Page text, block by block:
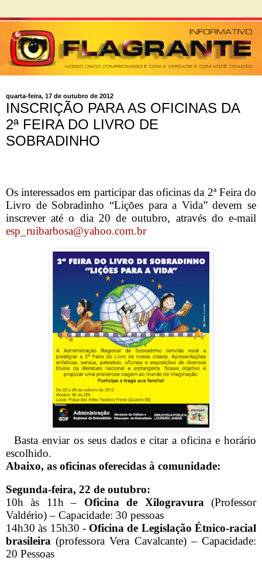
quarta-feira, 17 de outubro de 2012
INSCRIÇÃO PARA AS OFICINAS DA
2ª FEIRA DO LIVRO DE
SOBRADINHO
Os interessados em participar das oficinas da 2ª Feira do
Livro de Sobradinho “Lições para a Vida” devem se
inscrever até o dia 20 de outubro, através do e-mail
esp_ruibarbosa@yahoo.com.br
Basta enviar os seus dados e citar a oficina e horário
escolhido.
Abaixo, as oficinas oferecidas à comunidade:
Segunda-feira, 22 de outubro:
10h às 11h – Oficina de Xilogravura(Professor
Valdério) – Capacidade: 30 pessoas
14h30 às 15h30 - Oficina de Legislação Étnico-racial
brasileira (professora Vera Cavalcante) – Capacidade:
20 Pessoas